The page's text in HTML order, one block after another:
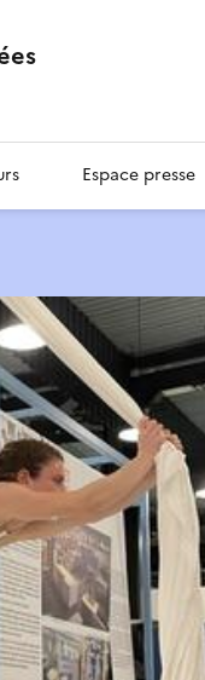
Espace presse